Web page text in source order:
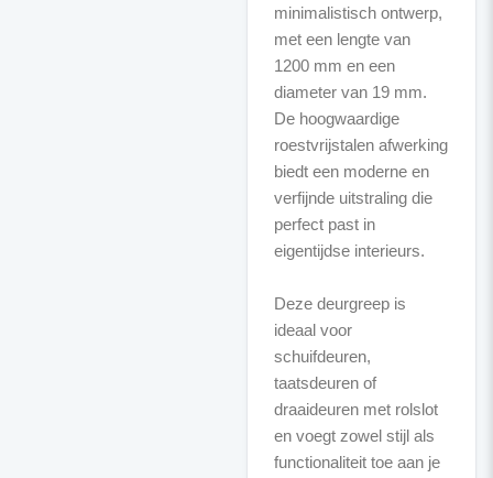
minimalistisch ontwerp,
met een lengte van
1200 mm en een
diameter van 19 mm.
De hoogwaardige
roestvrijstalen afwerking
biedt een moderne en
verfijnde uitstraling die
perfect past in
eigentijdse interieurs.
Deze deurgreep is
ideaal voor
schuifdeuren,
taatsdeuren of
draaideuren met rolslot
en voegt zowel stijl als
functionaliteit toe aan je